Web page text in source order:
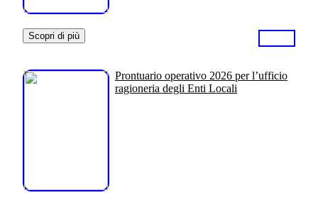
Scopri di più
Prontuario operativo 2026 per l’ufficio
ragioneria degli Enti Locali